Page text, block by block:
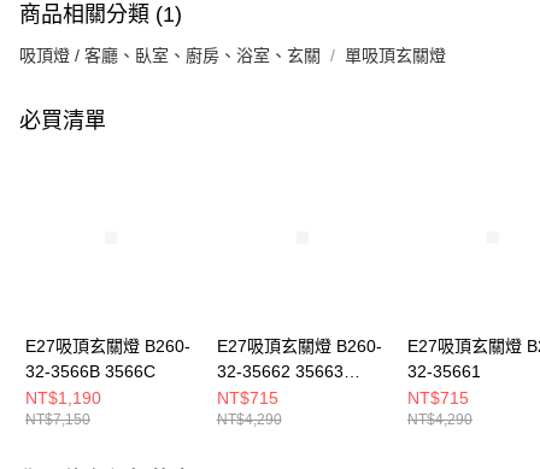
商品相關分類 (1)
吸頂燈 / 客廳、臥室、廚房、浴室、玄關 單吸頂玄關燈
必買清單
E27吸頂玄關燈 B260-
32-3566B 3566C
NT$1,190
NT$7,150
E27吸頂玄關燈 B260-
32-35662 35663
35664
NT$715
NT$4,290
E27吸頂玄關燈
32-35661
NT$715
NT$4,290